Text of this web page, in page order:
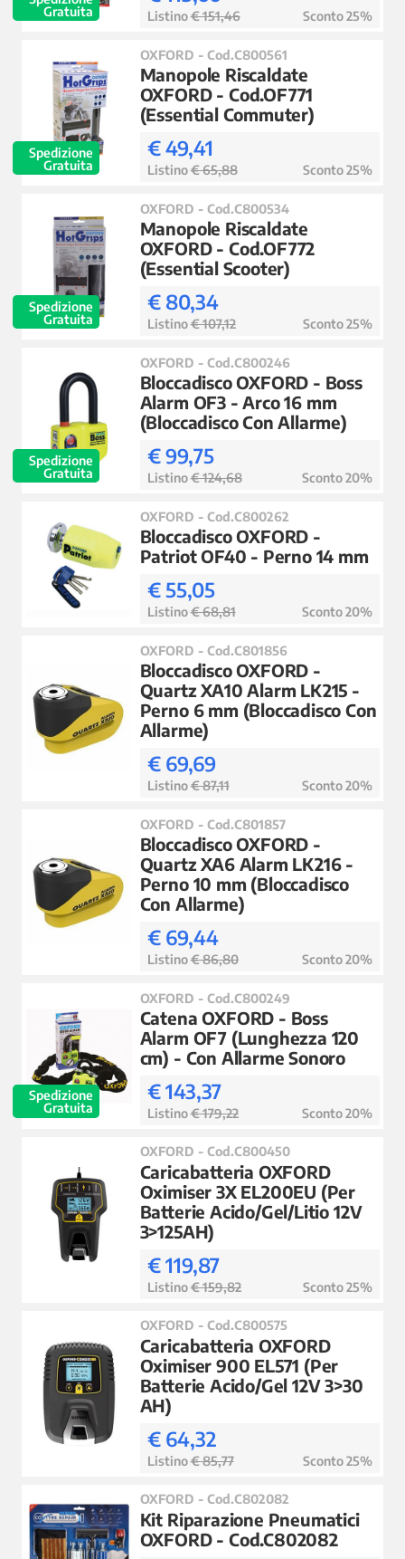
Gratuita Listino€ 151,46 Sconto 25%
Spedizione
Gratuita
OXFORD - Cod.C800561
Manopole Riscaldate
OXFORD - Cod.OF771
(Essential Commuter)
€ 49,41
Listino€ 65,88 Sconto 25%
Spedizione
Gratuita
OXFORD - Cod.C800534
Manopole Riscaldate
OXFORD - Cod.OF772
(Essential Scooter)
€ 80,34
Listino€ 107,12 Sconto 25%
Spedizione
Gratuita
OXFORD - Cod.C800246
Bloccadisco OXFORD - Boss
Alarm OF3 - Arco 16 mm
(Bloccadisco Con Allarme)
€ 99,75
Listino€ 124,68 Sconto 20%
OXFORD - Cod.C800262
Bloccadisco OXFORD -
Patriot OF40 - Perno 14 mm
€ 55,05
Listino€ 68,81 Sconto 20%
OXFORD - Cod.C801856
Bloccadisco OXFORD -
Quartz XA10 Alarm LK215 -
Perno 6 mm (Bloccadisco Con
Allarme)
€ 69,69
Listino€ 87,11 Sconto 20%
OXFORD - Cod.C801857
Bloccadisco OXFORD -
Quartz XA6 Alarm LK216 -
Perno 10 mm (Bloccadisco
Con Allarme)
€ 69,44
Listino€ 86,80 Sconto 20%
Spedizione
Gratuita
OXFORD - Cod.C800249
Catena OXFORD - Boss
Alarm OF7 (Lunghezza 120
cm) - Con Allarme Sonoro
€ 143,37
Listino€ 179,22 Sconto 20%
OXFORD - Cod.C800450
Caricabatteria OXFORD
Oximiser 3X EL200EU (Per
Batterie Acido/Gel/Litio 12V
3>125AH)
€ 119,87
Listino€ 159,82 Sconto 25%
OXFORD - Cod.C800575
Caricabatteria OXFORD
Oximiser 900 EL571 (Per
Batterie Acido/Gel 12V 3>30
AH)
€ 64,32
Listino€ 85,77 Sconto 25%
OXFORD - Cod.C802082
Kit Riparazione Pneumatici
OXFORD - Cod.C802082